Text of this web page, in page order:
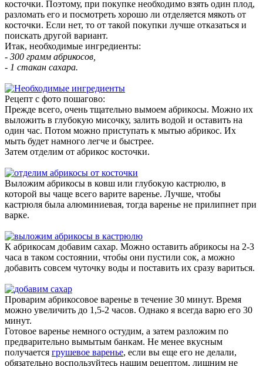
косточки. Поэтому, при покупке необходимо взять один плод,
разломать его и посмотреть хорошо ли отделяется мякоть от
косточки. Если нет, то от такой покупки лучше отказаться и
поискать другой вариант.
Итак, необходимые ингредиенты:
- 300 грамм абрикосов,
- 1 стакан сахара.
Рецепт с фото пошагово:
Прежде всего, очень тщательно вымоем абрикосы. Можно их
выложить в глубокую мисочку, залить водой и оставить на
один час. Потом можно приступать к мытью абрикос. Их
мыть будет намного легче и быстрее.
Затем отделим от абрикос косточки.
Выложим абрикосы в ковш или глубокую кастрюлю, в
которой вы чаще всего варите варенье. Лучше, чтобы
кастрюля была алюминиевая, тогда варенье не прилипнет при
варке.
К абрикосам добавим сахар. Можно оставить абрикосы на 2-3
часа в таком состоянии, чтобы они пустили сок, а можно
добавить совсем чуточку воды и поставить их сразу вариться.
Проварим абрикосовое варенье в течение 30 минут. Время
можно увеличить до 1,5-2 часов. Однако я всегда варю его 30
минут.
Готовое варенье немного остудим, а затем разложим по
предварительно вымытым банкам. Не менее вкусным
получается грушевое варенье, если вы еще его не делали,
обязательно воспользуйтесь нашим рецептом, лишним не